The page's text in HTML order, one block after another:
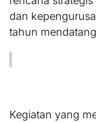
dan
tahun
Kegiatan yang